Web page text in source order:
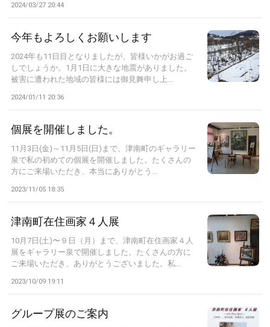
2024/03/27 20:44
今年もよろしくお願いします
2024年も11日目となりましたが、皆様いかがお過ご
しでしょうか。1月1日に大きな地震がありました。
被害に遭われた地域の皆様には御見舞申し上...
2024/01/11 20:36
個展を開催しました。
11月3日(金)～11月5日(日)まで、津南町のギャラリー
泉で私の初めての個展を開催しました。たくさんの
方にご来場いただき、本当にありがとう...
2023/11/05 18:35
津南町在住画家４人展
10月7日(土)〜９日（月）まで、津南町在住画家４人
展をギャラリー泉で開催しました。たくさんの方に
ご来場いただき、ありがとうございました。私...
2023/10/09 19:11
グループ展のご案内